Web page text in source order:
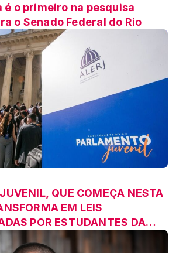
é o primeiro na pesquisa
o Senado Federal do Rio
QUE COMEÇA NESTA
EM LEIS
POR ESTUDANTES DA